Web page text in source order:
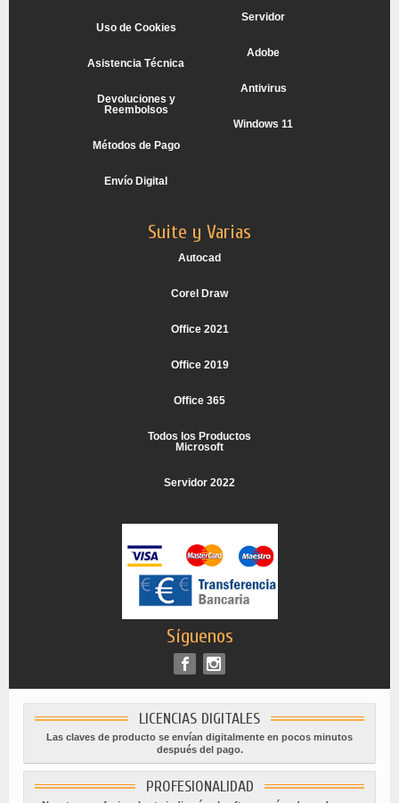
Uso de Cookies
Asistencia Técnica
Devoluciones y
Reembolsos
Métodos de Pago
Envío Digital
Servidor
Adobe
Antivirus
Windows 11
Suite y Varias
Autocad
Corel Draw
Office 2021
Office 2019
Office 365
Todos los Productos
Microsoft
Servidor 2022
Síguenos
LICENCIAS DIGITALES
Las claves de producto se envían digitalmente en pocos minutos
después del pago.
PROFESIONALIDAD